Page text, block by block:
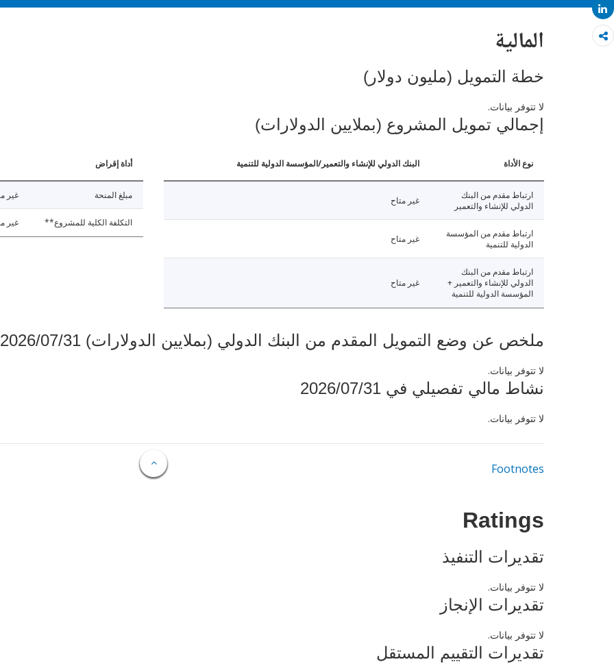
Share
المالية
خطة التمويل (مليون دولار)
لا تتوفر بيانات.
إجمالي تمويل المشروع (بملايين الدولارات)
نوع الأداة البنك الدولي للإنشاء والتعمير/المؤسسة الدولية للتنمية
ارتباط مقدم من البنك
الدولي للإنشاء والتعمير
غير متاح
ارتباط مقدم من المؤسسة
الدولية للتنمية
غير متاح
ارتباط مقدم من البنك
الدولي للإنشاء والتعمير +
المؤسسة الدولية للتنمية
غير متاح
أداة إقراض
مبلغ المنحة غير
التكلفة الكلية للمشروع** غير
ملخص عن وضع التمويل المقدم من البنك الدولي (بملايين الدولارات) 2026/07/31
لا تتوفر بيانات.
نشاط مالي تفصيلي في 2026/07/31
لا تتوفر بيانات.
Footnotes
Ratings
تقديرات التنفيذ
لا تتوفر بيانات.
تقديرات الإنجاز
لا تتوفر بيانات.
تقديرات التقييم المستقل